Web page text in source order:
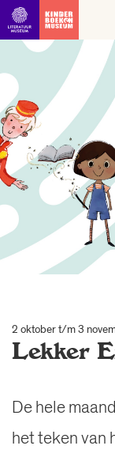
Ga direct naar
2 oktober t/m 3
Lekker
De hele
het teken van